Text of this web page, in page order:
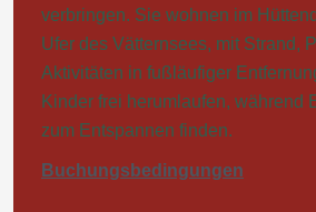
verbringen. Sie wohnen im
Ufer des Vätternsees, mit Strand,
Aktivitäten in fußläufiger
Kinder frei herumlaufen, während
zum Entspannen finden.
Buchungsbedingungen